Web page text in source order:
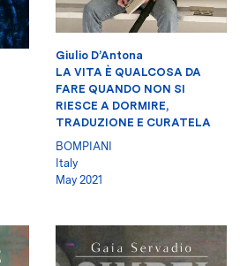
Giulio D’Antona
LA VITA È QUALCOSA DA
FARE QUANDO NON SI
RIESCE A DORMIRE,
TRADUZIONE E CURATELA
BOMPIANI
Italy
May 2021